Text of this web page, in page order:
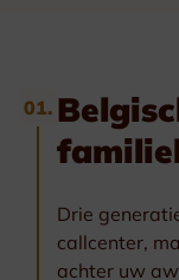
01.
Drie
callcenter,
achter uw